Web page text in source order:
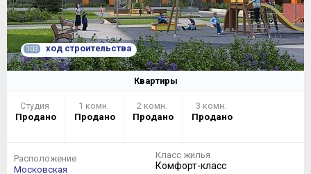
Потолки здесь высотой под три метра, установлены
качественные ПВХ-окна.
103 ход строительства
Квартиры
Студия
Продано
1 комн.
Продано
2 комн.
Продано
3 комн.
Продано
Расположение
Московская
Класс жилья
Комфорт-класс